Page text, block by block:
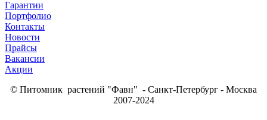
Гарантии
Портфолио
Контакты
Новости
Прайсы
Вакансии
Акции
© Питомник растений "Фавн" - Санкт-Петербург - Москва
2007-2024